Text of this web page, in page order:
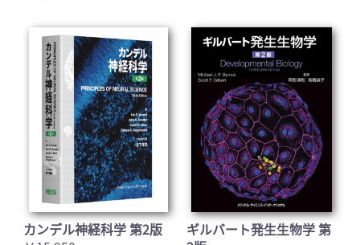
カンデル神経科学 第2版
ギルバート発生生物学 第